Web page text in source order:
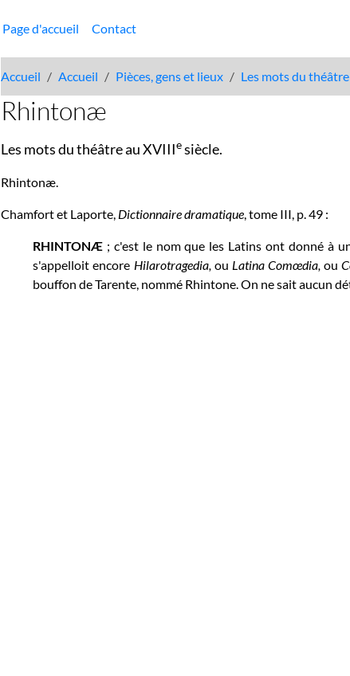
Page d'accueil Contact
Accueil Accueil Pièces, gens et lieux Les mots du théâtre
Rhintonæ
Les mots du théâtre au XVIIIesiècle.
Rhintonæ.
Chamfort et Laporte, Dictionnaire dramatique, tome III, p. 49 :
RHINTONÆ ; c'est le nom que les Latins ont donné à
s'appelloit encore Hilarotragedia, ou Latina Comœdia,ou
bouffon de Tarente, nommé Rhintone. On ne sait aucun